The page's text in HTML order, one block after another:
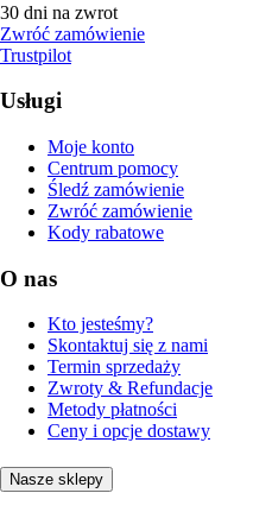
30 dni na zwrot
Zwróć zamówienie
Trustpilot
Usługi
Moje konto
Centrum pomocy
Śledź zamówienie
Zwróć zamówienie
Kody rabatowe
O nas
Kto jesteśmy?
Skontaktuj się z nami
Termin sprzedaży
Zwroty & Refundacje
Metody płatności
Ceny i opcje dostawy
Nasze sklepy